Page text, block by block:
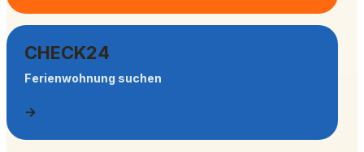
CHECK24
Ferienwohnung suchen
→